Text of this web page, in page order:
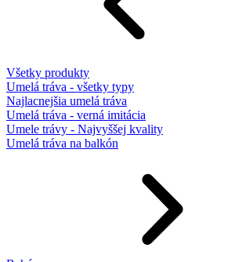
Všetky produkty
Umelá tráva - všetky typy
Najlacnejšia umelá tráva
Umelá tráva - verná imitácia
Umele trávy - Najvyššej kvality
Umelá tráva na balkón